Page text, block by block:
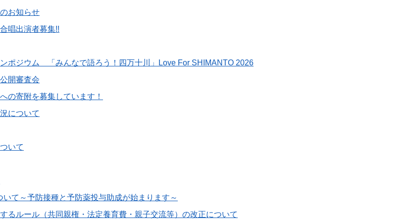
お知らせ
唱出演者募集!!
ポジウム 「みんなで語ろう！四万十川」Love For SHIMANTO 2026
開審査会
の寄附を募集しています！
について
いて
て～予防接種と予防薬投与助成が始まります～
るルール（共同親権・法定養育費・親子交流等）の改正について